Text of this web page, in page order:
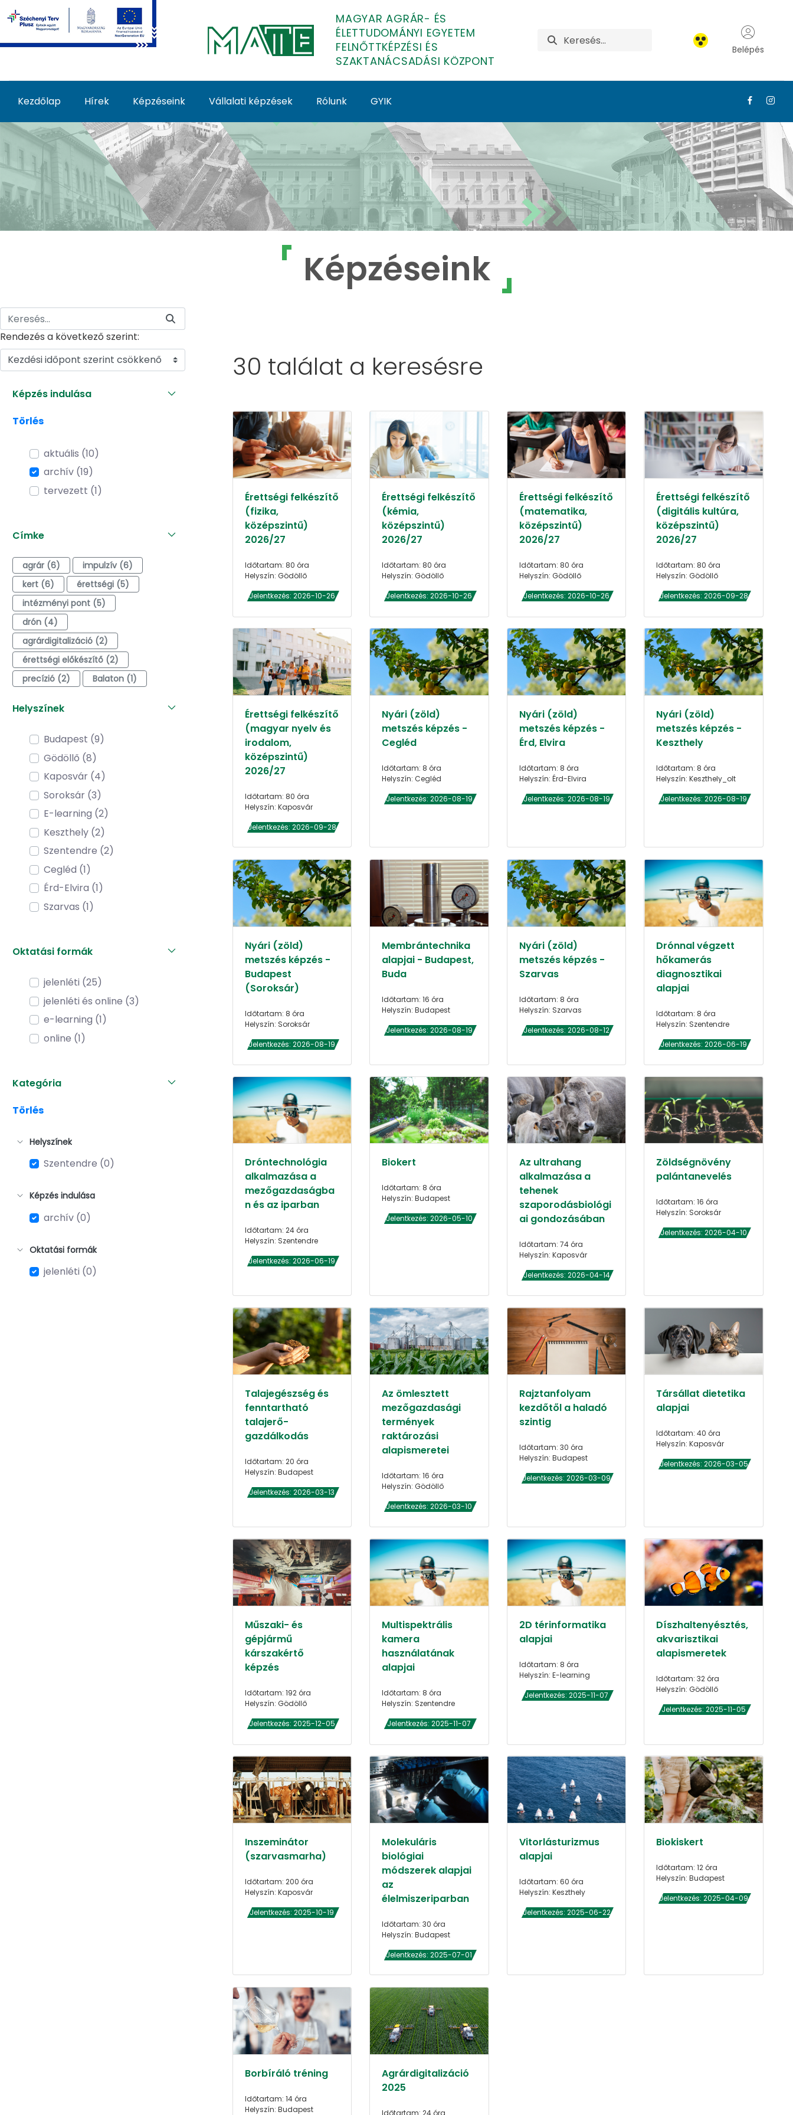
Ugrás a fő tartalomhoz
MAGYAR AGRÁR- ÉS
ÉLETTUDOMÁNYI EGYETEM
FELNŐTTKÉPZÉSI ÉS
SZAKTANÁCSADÁSI KÖZPONT
Belépés
Kezdőlap Hírek Képzéseink Vállalati képzések Rólunk GYIK
Képzéseink - MATE Felnőttképzés
Képzéseink
Rendezés a következő szerint:
Kezdési időpont szerint csökkenő
Képzés indulása
Törlés
aktuális (10)
archív (19)
tervezett (1)
Címke
agrár (6)
impulzív (6)
kert (6)
érettségi (5)
intézményi pont (5)
drón (4)
agrárdigitalizáció (2)
érettségi előkészítő (2)
precízió (2)
Balaton (1)
Helyszínek
Budapest (9)
Gödöllő (8)
Kaposvár (4)
Soroksár (3)
E-learning (2)
Keszthely (2)
Szentendre (2)
Cegléd (1)
Érd-Elvira (1)
Szarvas (1)
Oktatási formák
jelenléti (25)
jelenléti és online (3)
e-learning (1)
online (1)
Kategória
Törlés
Helyszínek
Szentendre (0)
Képzés indulása
archív (0)
Oktatási formák
jelenléti (0)
30 találat a keresésre
Érettségi felkészítő
(fizika,
középszintű)
2026/27
Időtartam: 80 óra
Helyszín: Gödöllő
Jelentkezés: 2026-10-26
Érettségi felkészítő
(kémia,
középszintű)
2026/27
Időtartam: 80 óra
Helyszín: Gödöllő
Jelentkezés: 2026-10-26
Érettségi felkészítő
(matematika,
középszintű)
2026/27
Időtartam: 80 óra
Helyszín: Gödöllő
Jelentkezés: 2026-10-26
Érettségi felkészítő
(digitális kultúra,
középszintű)
2026/27
Időtartam: 80 óra
Helyszín: Gödöllő
Jelentkezés: 2026-09-28
Érettségi felkészítő
(magyar nyelv és
irodalom,
középszintű)
2026/27
Időtartam: 80 óra
Helyszín: Kaposvár
Jelentkezés: 2026-09-28
Nyári (zöld)
metszés képzés -
Cegléd
Időtartam: 8 óra
Helyszín: Cegléd
Jelentkezés: 2026-08-19
Nyári (zöld)
metszés képzés -
Érd, Elvira
Időtartam: 8 óra
Helyszín: Érd-Elvira
Jelentkezés: 2026-08-19
Nyári (zöld)
metszés képzés -
Keszthely
Időtartam: 8 óra
Helyszín: Keszthely_olt
Jelentkezés: 2026-08-19
Nyári (zöld)
metszés képzés -
Budapest
(Soroksár)
Időtartam: 8 óra
Helyszín: Soroksár
Jelentkezés: 2026-08-19
Membrántechnika
alapjai - Budapest,
Buda
Időtartam: 16 óra
Helyszín: Budapest
Jelentkezés: 2026-08-19
Nyári (zöld)
metszés képzés -
Szarvas
Időtartam: 8 óra
Helyszín: Szarvas
Jelentkezés: 2026-08-12
Drónnal végzett
hőkamerás
diagnosztikai
alapjai
Időtartam: 8 óra
Helyszín: Szentendre
Jelentkezés: 2026-06-19
Dróntechnológia
alkalmazása a
mezőgazdaságba
n és az iparban
Időtartam: 24 óra
Helyszín: Szentendre
Jelentkezés: 2026-06-19
Biokert
Időtartam: 8 óra
Helyszín: Budapest
Jelentkezés: 2026-05-10
Az ultrahang
alkalmazása a
tehenek
szaporodásbiológi
ai gondozásában
Időtartam: 74 óra
Helyszín: Kaposvár
Jelentkezés: 2026-04-14
Zöldségnövény
palántanevelés
Időtartam: 16 óra
Helyszín: Soroksár
Jelentkezés: 2026-04-10
Talajegészség és
fenntartható
talajerő-
gazdálkodás
Időtartam: 20 óra
Helyszín: Budapest
Jelentkezés: 2026-03-13
Az ömlesztett
mezőgazdasági
termények
raktározási
alapismeretei
Időtartam: 16 óra
Helyszín: Gödöllő
Jelentkezés: 2026-03-10
Rajztanfolyam
kezdőtől a haladó
szintig
Időtartam: 30 óra
Helyszín: Budapest
Jelentkezés: 2026-03-09
Társállat dietetika
alapjai
Időtartam: 40 óra
Helyszín: Kaposvár
Jelentkezés: 2026-03-05
Műszaki- és
gépjármű
kárszakértő
képzés
Időtartam: 192 óra
Helyszín: Gödöllő
Jelentkezés: 2025-12-05
Multispektrális
kamera
használatának
alapjai
Időtartam: 8 óra
Helyszín: Szentendre
Jelentkezés: 2025-11-07
2D térinformatika
alapjai
Időtartam: 8 óra
Helyszín: E-learning
Jelentkezés: 2025-11-07
Díszhaltenyésztés,
akvarisztikai
alapismeretek
Időtartam: 32 óra
Helyszín: Gödöllő
Jelentkezés: 2025-11-05
Inszeminátor
(szarvasmarha)
Időtartam: 200 óra
Helyszín: Kaposvár
Jelentkezés: 2025-10-19
Molekuláris
biológiai
módszerek alapjai
az
élelmiszeriparban
Időtartam: 30 óra
Helyszín: Budapest
Jelentkezés: 2025-07-01
Vitorlásturizmus
alapjai
Időtartam: 60 óra
Helyszín: Keszthely
Jelentkezés: 2025-06-22
Biokiskert
Időtartam: 12 óra
Helyszín: Budapest
Jelentkezés: 2025-04-09
Borbíráló tréning
Időtartam: 14 óra
Helyszín: Budapest
Agrárdigitalizáció
2025
Időtartam: 24 óra